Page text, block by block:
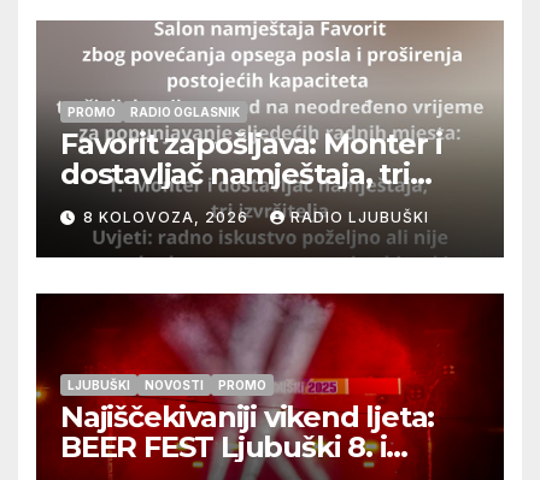
PROMO RADIO OGLASNIK
Favorit zapošljava: Monter i
dostavljač namještaja, tri
izvršitelja
8 KOLOVOZA, 2026 RADIO LJUBUŠKI
LJUBUŠKI NOVOSTI PROMO
Najiščekivaniji vikend ljeta:
BEER FEST Ljubuški 8. i